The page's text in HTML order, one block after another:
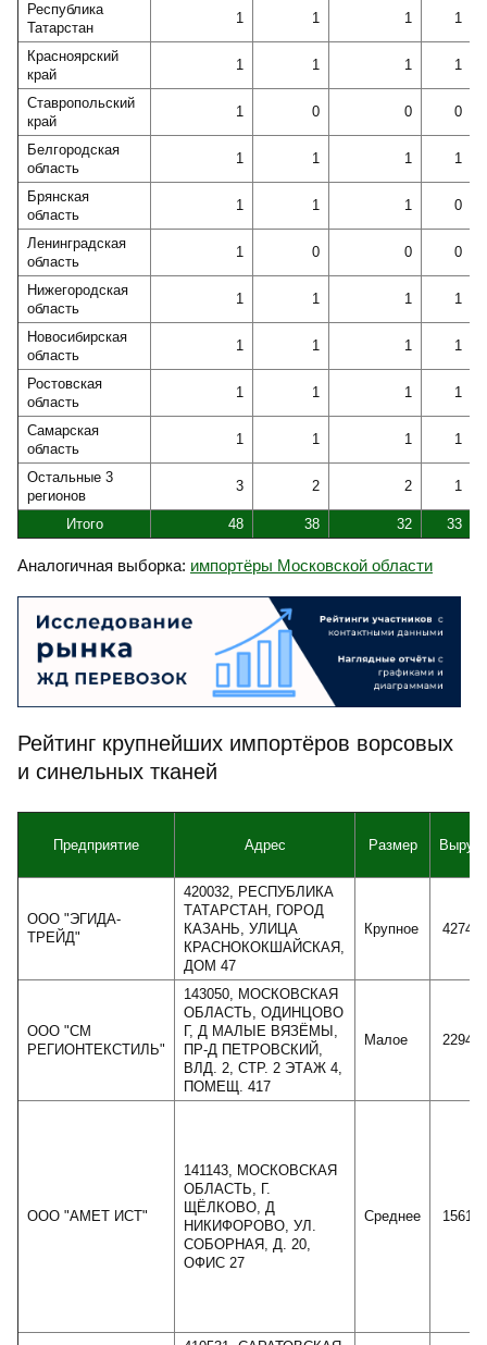
Республика
Татарстан
1 1 1 1
Красноярский
край
1 1 1 1
Ставропольский
край
1 0 0 0
Белгородская
область
1 1 1 1
Брянская
область
1 1 1 0
Ленинградская
область
1 0 0 0
Нижегородская
область
1 1 1 1
Новосибирская
область
1 1 1 1
Ростовская
область
1 1 1 1
Самарская
область
1 1 1 1
Остальные 3
регионов
3 2 2 1
Итого 48 38 32 33
Аналогичная выборка: импортёры Московской области
Рейтинг крупнейших импортёров ворсовых
и синельных тканей
Предприятие Адрес Размер
ООО "ЭГИДА-
ТРЕЙД"
420032, РЕСПУБЛИКА
ТАТАРСТАН, ГОРОД
КАЗАНЬ, УЛИЦА
КРАСНОКОКШАЙСКАЯ,
ДОМ 47
Крупное
ООО "СМ
РЕГИОНТЕКСТИЛЬ"
143050, МОСКОВСКАЯ
ОБЛАСТЬ, ОДИНЦОВО
Г, Д МАЛЫЕ ВЯЗЁМЫ,
ПР-Д ПЕТРОВСКИЙ,
ВЛД. 2, СТР. 2 ЭТАЖ 4,
ПОМЕЩ. 417
Малое
ООО "АМЕТ ИСТ"
141143, МОСКОВСКАЯ
ОБЛАСТЬ, Г.
ЩЁЛКОВО, Д
НИКИФОРОВО, УЛ.
СОБОРНАЯ, Д. 20,
ОФИС 27
Среднее